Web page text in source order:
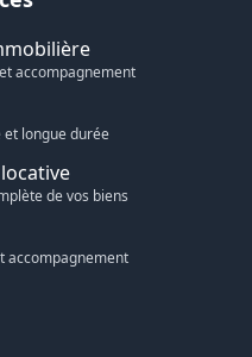
accompagnement
et longue durée
de vos biens
accompagnement